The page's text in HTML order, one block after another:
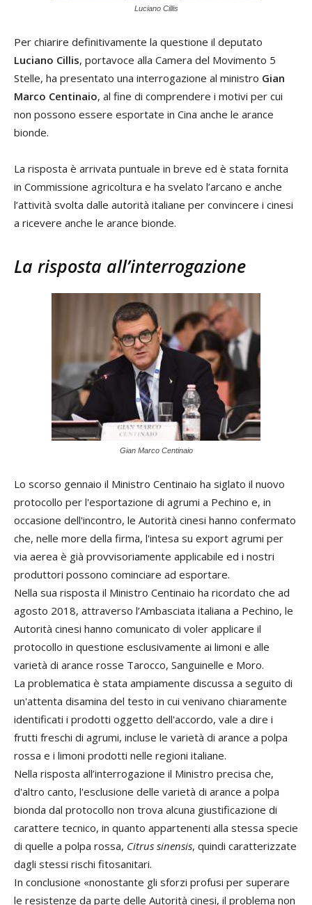
Luciano Cillis
Per chiarire definitivamente la questione il deputato
Luciano Cillis, portavoce alla Camera del Movimento 5
Stelle, ha presentato una interrogazione al ministro Gian
Marco Centinaio, al fine di comprendere i motivi per cui
non possono essere esportate in Cina anche le arance
bionde.
La risposta è arrivata puntuale in breve ed è stata fornita
in Commissione agricoltura e ha svelato l’arcano e anche
l’attività svolta dalle autorità italiane per convincere i cinesi
a ricevere anche le arance bionde.
La risposta all’interrogazione
Gian Marco Centinaio
Lo scorso gennaio il Ministro Centinaio ha siglato il nuovo
protocollo per l'esportazione di agrumi a Pechino e, in
occasione dell'incontro, le Autorità cinesi hanno confermato
che, nelle more della firma, l'intesa su export agrumi per
via aerea è già provvisoriamente applicabile ed i nostri
produttori possono cominciare ad esportare.
Nella sua risposta il Ministro Centinaio ha ricordato che ad
agosto 2018, attraverso l’Ambasciata italiana a Pechino, le
Autorità cinesi hanno comunicato di voler applicare il
protocollo in questione esclusivamente ai limoni e alle
varietà di arance rosse Tarocco, Sanguinelle e Moro.
La problematica è stata ampiamente discussa a seguito di
un'attenta disamina del testo in cui venivano chiaramente
identificati i prodotti oggetto dell'accordo, vale a dire i
frutti freschi di agrumi, incluse le varietà di arance a polpa
rossa e i limoni prodotti nelle regioni italiane.
Nella risposta all’interrogazione il Ministro precisa che,
d'altro canto, l'esclusione delle varietà di arance a polpa
bionda dal protocollo non trova alcuna giustificazione di
carattere tecnico, in quanto appartenenti alla stessa specie
di quelle a polpa rossa, Citrus sinensis, quindi caratterizzate
dagli stessi rischi fitosanitari.
In conclusione «nonostante gli sforzi profusi per superare
le resistenze da parte delle Autorità cinesi, il problema non